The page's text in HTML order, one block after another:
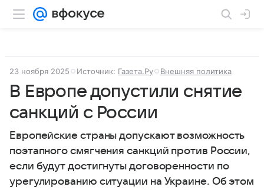
23 ноября 2025 Источник: Газета.Ру Внешняя политика
В Европе допустили снятие
санкций с России
Европейские страны допускают возможность
поэтапного смягчения санкций против России,
если будут достигнуты договоренности по
урегулированию ситуации на Украине. Об этом